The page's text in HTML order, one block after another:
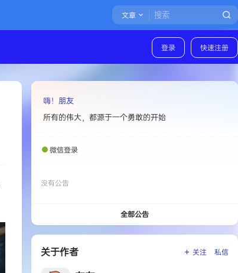
文章
登录 快速注册
嗨！朋友
所有的伟大，都源于一个勇敢的开始
微信登录
没有公告
全部公告
关于作者 关注 私信